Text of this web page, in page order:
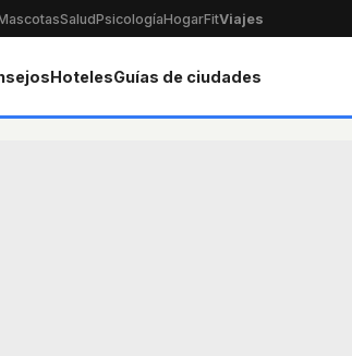
SaludPsicologíaHogarFitViajes
HotelesGuías de ciudades